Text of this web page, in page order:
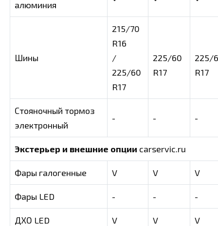
алюминия
Шины
215/70
R16
/
225/60
R17
225/60
R17
225/
R17
Стояночный тормоз
электронный
- - -
Экстерьер и внешние опции carservic.ru
Фары галогенные V V V
Фары LED - - -
ДХО LED V V V